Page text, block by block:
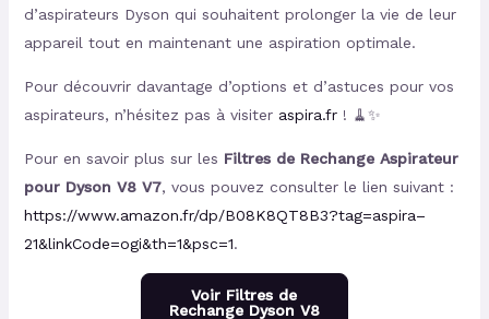
d’aspirateurs Dyson qui souhaitent prolonger la vie de leur
appareil tout en maintenant une aspiration optimale.
Pour découvrir davantage d’options et d’astuces pour vos
aspirateurs, n’hésitez pas à visiter aspira.fr! 🧹✨
Pour en savoir plus sur les Filtres de Rechange Aspirateur
pour Dyson V8 V7, vous pouvez consulter le lien suivant :
https://www.amazon.fr/dp/B08K8QT8B3?tag=aspira–
21&linkCode=ogi&th=1&psc=1.
Voir Filtres de
Rechange Dyson V8